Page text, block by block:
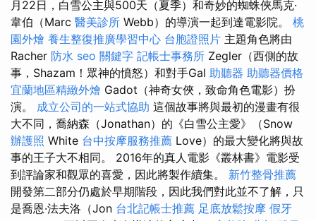
月22日，白雪公主與500天（夏季）和奇妙的蜘蛛俠馬克·
韋伯（Marc 醫美診所 Webb）的導演一起到達電影院。 桃
園外燴 養生整復推廣學習中心 台胞證照片 主題角色將由
Racher 防水 seo 關鍵字 記帳士事務所 Zegler（西側的故
事，Shazam！眾神的憤怒）和對手Gal 助聽器 助聽器價格
宜蘭地區精緻外燴 Gadot（神奇女俠，致命角色電影）扮
演。 成立公司的一站式協助 這個故事將與最初的漫畫有很
大不同，喬納森（Jonathan）的《白雪公主愛》（Snow
辦護照 White 台中按摩服務推薦 Love）的最大變化將與故
事的王子大不相同。 2016年的真人電影《叢林書》電影受
到評論家和觀眾的喜愛，因此將製作續集。 新竹整骨推薦
開發第二部分仍處於早期階段，因此我們對此並不了解，只
是喬恩·法夫洛（Jon 台北記帳士推薦 足底放鬆按摩 假牙